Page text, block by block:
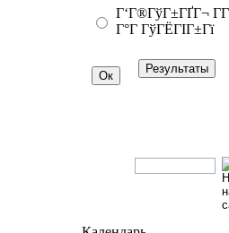
Г‘Г®ГўГ±ГҐГ¬
Г°Г ГўГЁГІГ±Гї